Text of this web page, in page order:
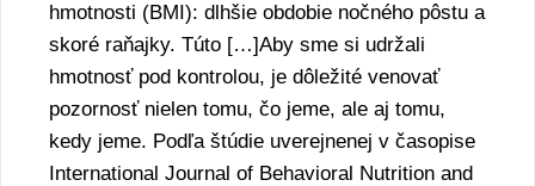
hmotnosti (BMI): dlhšie obdobie nočného pôstu a
skoré raňajky. Túto […]Aby sme si udržali
hmotnosť pod kontrolou, je dôležité venovať
pozornosť nielen tomu, čo jeme, ale aj tomu,
kedy jeme. Podľa štúdie uverejnenej v časopise
International Journal of Behavioral Nutrition and